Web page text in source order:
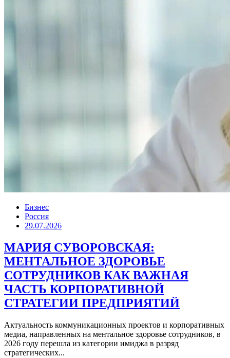
Бизнес
Россия
29.07.2026
МАРИЯ СУВОРОВСКАЯ:
МЕНТАЛЬНОЕ ЗДОРОВЬЕ
СОТРУДНИКОВ КАК ВАЖНАЯ
ЧАСТЬ КОРПОРАТИВНОЙ
СТРАТЕГИИ ПРЕДПРИЯТИЙ
Актуальность коммуникационных проектов и корпоративных
медиа, направленных на ментальное здоровье сотрудников, в
2026 году перешла из категории имиджа в разряд
стратегических...